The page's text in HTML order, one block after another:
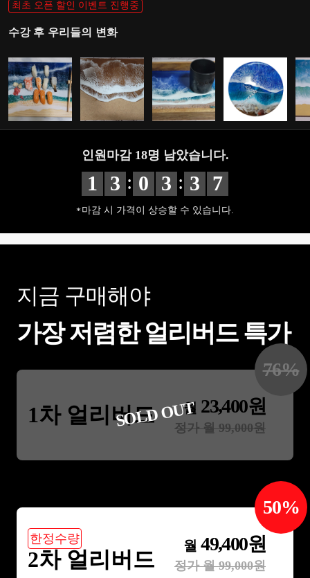
최초 오픈 할인 이벤트 진행중
수강 후 우리들의 변화
인원마감 18명 남았습니다.
1 3 : 0 3 : 3 6
마감 시 가격이 상승할 수 있습니다.
지금 구매해야
가장 저렴한 얼리버드 특가
1차 얼리버드 월 23,400원
정가 월99,000원
76%
SOLD OUT
한정수량
2차 얼리버드
월49,400원
정가 월99,000원
50%